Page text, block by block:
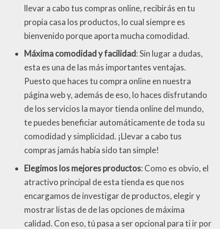
llevar a cabo tus compras online, recibirás en tu
propia casa los productos, lo cual siempre es
bienvenido porque aporta mucha comodidad.
Máxima comodidad y facilidad: Sin lugar a dudas,
esta es una de las más importantes ventajas.
Puesto que haces tu compra online en nuestra
página web y, además de eso, lo haces disfrutando
de los servicios la mayor tienda online del mundo,
te puedes beneficiar automáticamente de toda su
comodidad y simplicidad. ¡Llevar a cabo tus
compras jamás había sido tan simple!
Elegimos los mejores productos: Como es obvio, el
atractivo principal de esta tienda es que nos
encargamos de investigar de productos, elegir y
mostrar listas de de las opciones de máxima
calidad. Con eso, tú pasa a ser opcional para ti ir por